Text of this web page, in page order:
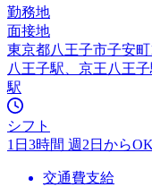
勤務地
面接地
東京都八王子市子安
八王子駅、京王八王
駅
シフト
1日3時間 週2日からOK
交通費支給